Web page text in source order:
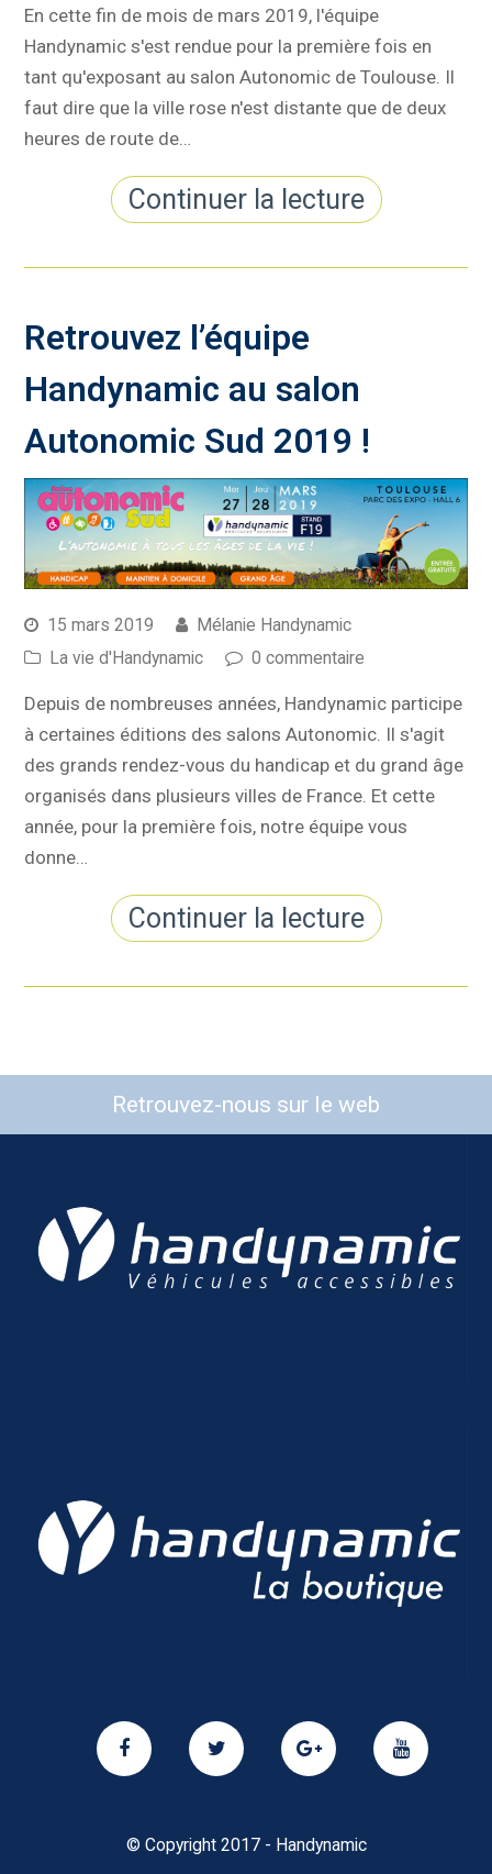
En cette fin de mois de mars 2019, l'équipe
Handynamic s'est rendue pour la première fois en
tant qu'exposant au salon Autonomic de Toulouse. Il
faut dire que la ville rose n'est distante que de deux
heures de route de…
Continuer la lecture
Retrouvez l’équipe
Handynamic au salon
Autonomic Sud 2019 !
15 mars 2019
Mélanie Handynamic
La vie d'Handynamic
0 commentaire
Depuis de nombreuses années, Handynamic participe
à certaines éditions des salons Autonomic. Il s'agit
des grands rendez-vous du handicap et du grand âge
organisés dans plusieurs villes de France. Et cette
année, pour la première fois, notre équipe vous
donne…
Continuer la lecture
Retrouvez-nous sur le web
© Copyright 2017 - Handynamic